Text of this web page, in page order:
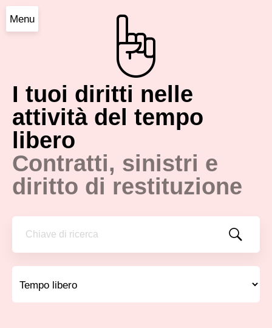
Menu
I tuoi diritti nelle
attività del tempo
libero
Contratti, sinistri e
diritto di restituzione